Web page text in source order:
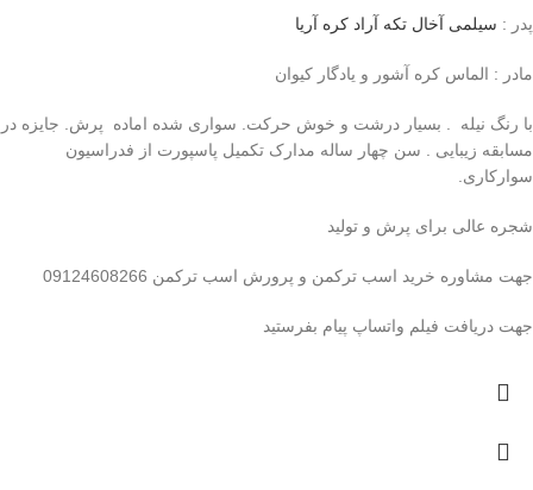
پدر : سیلمی آخال تکه آراد کره آریا
مادر : الماس کره آشور و یادگار کیوان
با رنگ نیله . بسیار درشت و خوش حرکت. سواری شده اماده پرش. جایزه در
مسابقه زیبایی . سن چهار ساله مدارک تکمیل پاسپورت از فدراسیون
سوارکاری.
شجره عالی برای پرش و تولید
جهت مشاوره خرید اسب ترکمن و پرورش اسب ترکمن 09124608266
جهت دریافت فیلم واتساپ پیام بفرستید